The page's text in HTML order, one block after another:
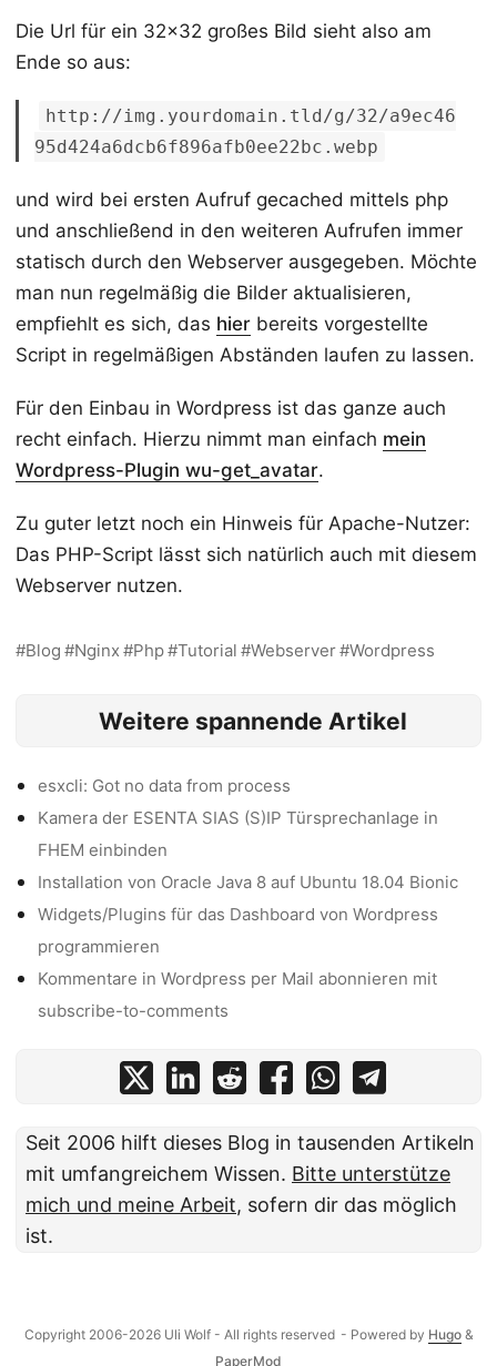
Die Url für ein 32x32 großes Bild sieht also am
Ende so aus:
http://img.yourdomain.tld/g/32/a9ec46
95d424a6dcb6f896afb0ee22bc.webp
und wird bei ersten Aufruf gecached mittels php
und anschließend in den weiteren Aufrufen immer
statisch durch den Webserver ausgegeben. Möchte
man nun regelmäßig die Bilder aktualisieren,
empfiehlt es sich, das hier bereits vorgestellte
Script in regelmäßigen Abständen laufen zu lassen.
Für den Einbau in Wordpress ist das ganze auch
recht einfach. Hierzu nimmt man einfach mein
Wordpress-Plugin wu-get_avatar.
Zu guter letzt noch ein Hinweis für Apache-Nutzer:
Das PHP-Script lässt sich natürlich auch mit diesem
Webserver nutzen.
Blog Nginx Php Tutorial Webserver Wordpress
Weitere spannende Artikel
esxcli: Got no data from process
Kamera der ESENTA SIAS (S)IP Türsprechanlage in
FHEM einbinden
Installation von Oracle Java 8 auf Ubuntu 18.04 Bionic
Widgets/Plugins für das Dashboard von Wordpress
programmieren
Kommentare in Wordpress per Mail abonnieren mit
subscribe-to-comments
Seit 2006 hilft dieses Blog in tausenden Artikeln
mit umfangreichem Wissen. Bitte unterstütze
mich und meine Arbeit, sofern dir das möglich
ist.
Copyright 2006-2026 Uli Wolf - All rights reserved - Powered by Hugo &
PaperMod